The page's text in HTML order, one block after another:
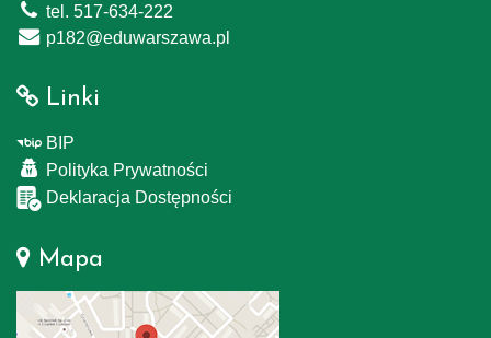
tel. 517-634-222
p182@eduwarszawa.pl
Linki
BIP
Polityka Prywatności
Deklaracja Dostępności
Mapa